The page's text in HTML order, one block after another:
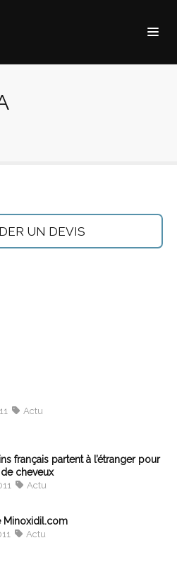
UN DEVIS
Actu
français partent à l’étranger pour
cheveux
Actu
Minoxidil.com
Actu